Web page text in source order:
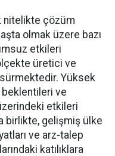
nitelikte çözüm
olmak üzere bazı
etkileri
üretici ve
Yüksek
ve
etkileri
birlikte, gelişmiş ülke
ve arz-talep
katılıklara